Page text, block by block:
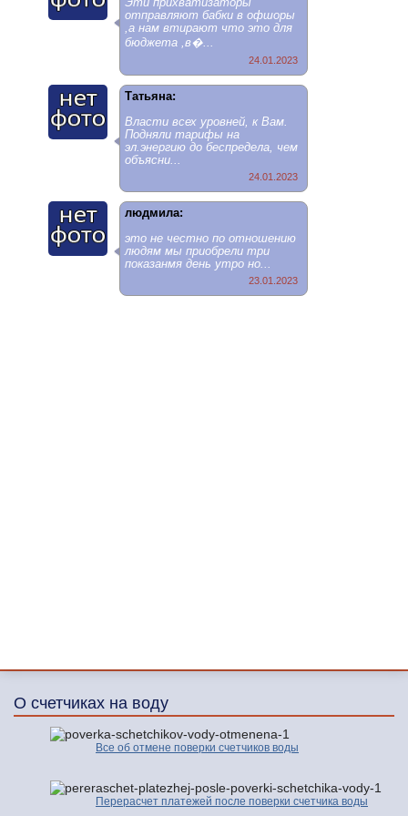
Эти прихватизаторы
отправляют бабки в офшоры
,а нам втирают что это для
бюджета ,в�...
24.01.2023
Татьяна:
Власти всех уровней, к Вам.
Подняли тарифы на
эл.энергию до беспредела, чем
объясни...
24.01.2023
людмила:
это не честно по отношению
людям мы приобрели три
показанмя день утро но...
23.01.2023
О счетчиках на воду
Все об отмене поверки счетчиков воды
Перерасчет платежей после поверки счетчика воды